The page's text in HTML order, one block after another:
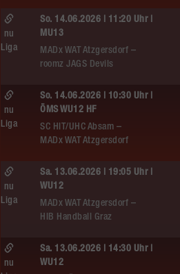
So. 14.06.2026 | 11:20 Uhr |
MU13
MADx WAT Atzgersdorf –
roomz JAGS Devils
nu
Liga
So. 14.06.2026 | 10:30 Uhr |
ÖMS WU12 HF
SC HIT/UHC Absam –
MADx WAT Atzgersdorf
nu
Liga
Sa. 13.06.2026 | 19:05 Uhr |
WU12
MADx WAT Atzgersdorf –
HIB Handball Graz
nu
Liga
Sa. 13.06.2026 | 14:30 Uhr |
WU12
nu